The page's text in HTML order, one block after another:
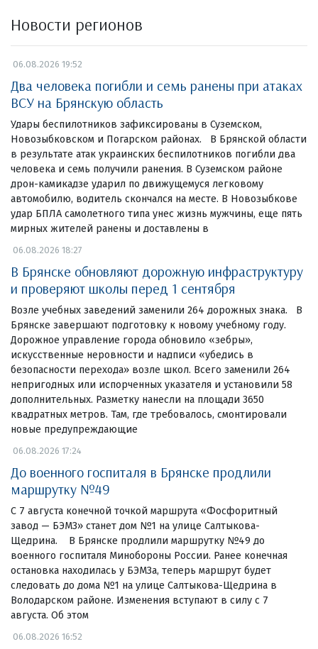
Новости регионов
06.08.2026 19:52
Два человека погибли и семь ранены при атаках
ВСУ на Брянскую область
Удары беспилотников зафиксированы в Суземском,
Новозыбковском и Погарском районах. В Брянской области
в результате атак украинских беспилотников погибли два
человека и семь получили ранения. В Суземском районе
дрон-камикадзе ударил по движущемуся легковому
автомобилю, водитель скончался на месте. В Новозыбкове
удар БПЛА самолетного типа унес жизнь мужчины, еще пять
мирных жителей ранены и доставлены в
06.08.2026 18:27
В Брянске обновляют дорожную инфраструктуру
и проверяют школы перед 1 сентября
Возле учебных заведений заменили 264 дорожных знака. В
Брянске завершают подготовку к новому учебному году.
Дорожное управление города обновило «зебры»,
искусственные неровности и надписи «убедись в
безопасности перехода» возле школ. Всего заменили 264
непригодных или испорченных указателя и установили 58
дополнительных. Разметку нанесли на площади 3650
квадратных метров. Там, где требовалось, смонтировали
новые предупреждающие
06.08.2026 17:24
До военного госпиталя в Брянске продлили
маршрутку №49
С 7 августа конечной точкой маршрута «Фосфоритный
завод — БЭМЗ» станет дом №1 на улице Салтыкова-
Щедрина. В Брянске продлили маршрутку №49 до
военного госпиталя Минобороны России. Ранее конечная
остановка находилась у БЭМЗа, теперь маршрут будет
следовать до дома №1 на улице Салтыкова-Щедрина в
Володарском районе. Изменения вступают в силу с 7
августа. Об этом
06.08.2026 16:52